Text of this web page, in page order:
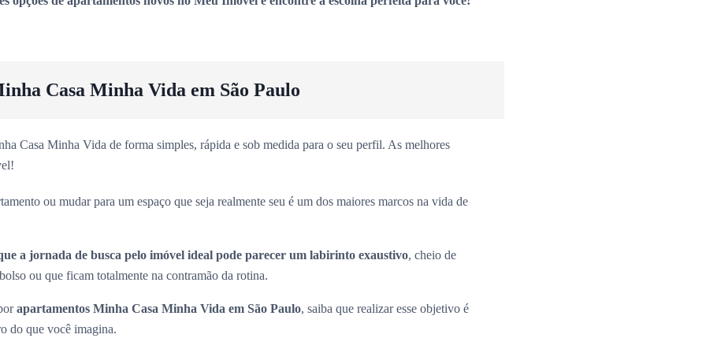
Casa Minha Vida em São Paulo
Casa Minha Vida de forma simples, rápida e sob medida para o seu perfil. As melhores
ou mudar para um espaço que seja realmente seu é um dos maiores marcos na vida de
a jornada de busca pelo imóvel ideal pode parecer um labirinto exaustivo, cheio de
ou que ficam totalmente na contramão da rotina.
apartamentos Minha Casa Minha Vida em São Paulo, saiba que realizar esse objetivo é
do que você imagina.